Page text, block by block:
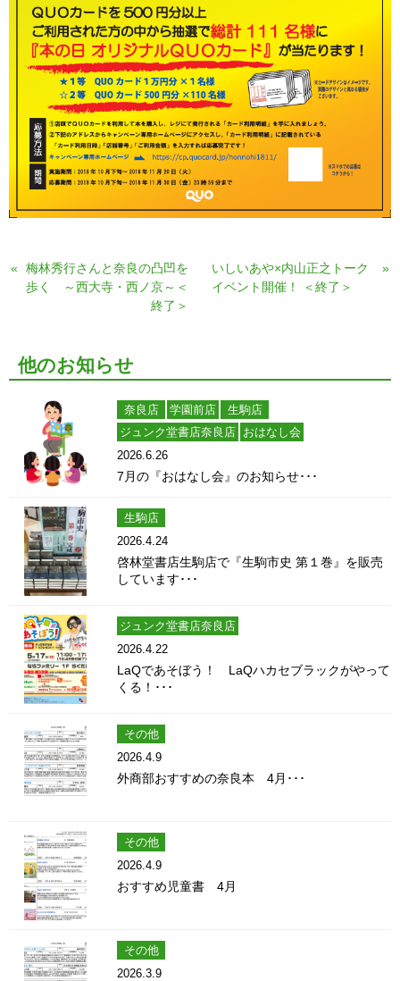
«
梅林秀行さんと奈良の凸凹を
歩く ～西大寺・西ノ京～＜
終了＞
いしいあや×内山正之トーク
イベント開催！ ＜終了＞
»
他のお知らせ
奈良店 学園前店
生駒店
ジュンク堂書店奈良店 おはなし会
2026.6.26
7月の『おはなし会』のお知らせ･･･
生駒店
2026.4.24
啓林堂書店生駒店で『生駒市史 第１巻』を販売
しています･･･
ジュンク堂書店奈良店
2026.4.22
LaQであそぼう！ LaQハカセブラックがやって
くる！･･･
その他
2026.4.9
外商部おすすめの奈良本 4月･･･
その他
2026.4.9
おすすめ児童書 4月
その他
2026.3.9